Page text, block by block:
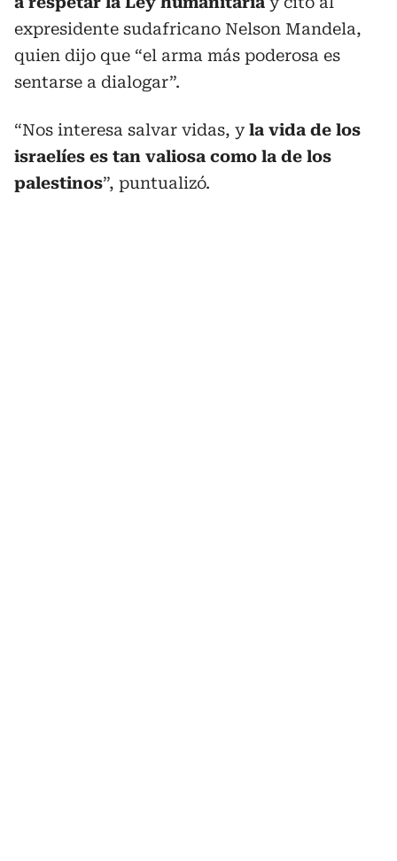
expresidente sudafricano Nelson Mandela,
quien dijo que “el arma más poderosa es
sentarse a dialogar”.
“Nos interesa salvar vidas, yla vida de los
israelíes es tan valiosa como la de los
palestinos”, puntualizó.